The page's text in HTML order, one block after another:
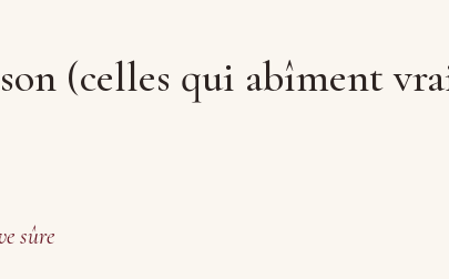
(celles qui abîment
sûre